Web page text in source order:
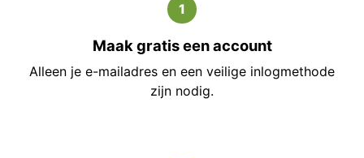
1
Maak gratis een account
Alleen je e-mailadres en een veilige inlogmethode
zijn nodig.